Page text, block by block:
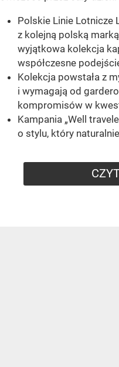
Polskie Linie Lotnicze
z kolejną polską
wyjątkowa kolekcja
współczesne
Kolekcja powstała z
i wymagają od
kompromisów w
Kampania „Well
o stylu, który